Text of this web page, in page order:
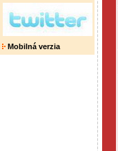
Mobilná verzia